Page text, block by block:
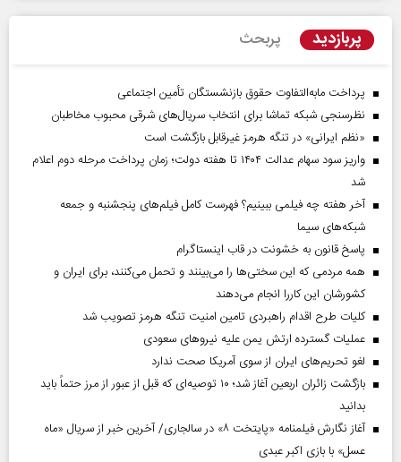
پربازدید پربحث
پرداخت مابه‌التفاوت حقوق بازنشستگان تأمین اجتماعی
نظرسنجی شبکه تماشا برای انتخاب سریال‌های شرقی محبوب مخاطبان
«نظم ایرانی» در تنگه هرمز غیرقابل بازگشت است
واریز سود سهام عدالت ۱۴۰۴ تا هفته دولت؛ زمان پرداخت مرحله دوم اعلام
شد
آخر هفته چه فیلمی ببینیم؟ فهرست کامل فیلم‌های پنجشنبه و جمعه
شبکه‌های سیما
پاسخ قانون به خشونت در قاب اینستاگرام
همه مردمی که این سختی‌ها را می‌بینند و تحمل می‌کنند، برای ایران و
کشورشان این کاررا انجام می‌دهند
کلیات طرح اقدام راهبردی تامین امنیت تنگه هرمز تصویب شد
عملیات گسترده ارتش یمن علیه نیروهای سعودی
لغو تحریم‌های ایران از سوی آمریکا صحت ندارد
بازگشت زائران اربعین آغاز شد؛ ۱۰ توصیه‌ای که قبل از عبور از مرز حتماً باید
بدانید
آغاز نگارش فیلمنامه «پایتخت ۸» در سالجاری/ آخرین خبر از سریال «ماه
عسل» با بازی اکبر عبدی